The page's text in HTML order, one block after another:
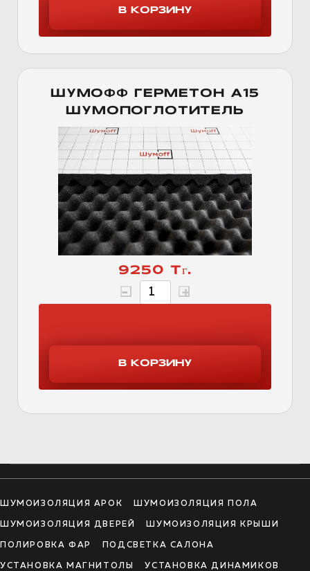
ШУМОФФ ГЕРМЕТОН А15
ШУМОПОГЛОТИТЕЛЬ
9250 Тг.
ШУМОИЗОЛЯЦИЯ АРОК ШУМОИЗОЛЯЦИЯ ПОЛА
ШУМОИЗОЛЯЦИЯ ДВЕРЕЙ ШУМОИЗОЛЯЦИЯ КРЫШИ
ПОЛИРОВКА ФАР ПОДСВЕТКА САЛОНА
УСТАНОВКА МАГНИТОЛЫ УСТАНОВКА ДИНАМИКОВ